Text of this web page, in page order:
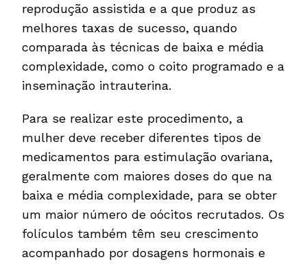
reprodução assistida e a que produz as
melhores taxas de sucesso, quando
comparada às técnicas de baixa e média
complexidade, como o coito programado e a
inseminação intrauterina.
Para se realizar este procedimento, a
mulher deve receber diferentes tipos de
medicamentos para estimulação ovariana,
geralmente com maiores doses do que na
baixa e média complexidade, para se obter
um maior número de oócitos recrutados. Os
folículos também têm seu crescimento
acompanhado por dosagens hormonais e